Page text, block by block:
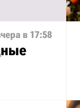
в 17:58